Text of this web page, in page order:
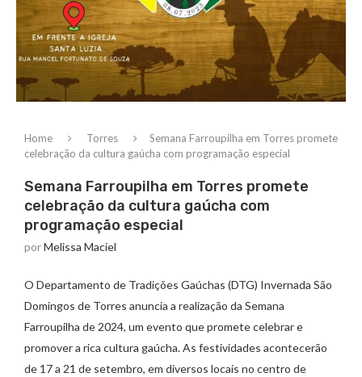
Home Torres
Semana Farroupilha em Torres promete
celebração da cultura gaúcha com programação especial
Semana Farroupilha em Torres promete
celebração da cultura gaúcha com
programação especial
porMelissa Maciel
O Departamento de Tradições Gaúchas (DTG) Invernada São
Domingos de Torres anuncia a realização da Semana
Farroupilha de 2024, um evento que promete celebrar e
promover a rica cultura gaúcha. As festividades acontecerão
de 17 a 21 de setembro, em diversos locais no centro de